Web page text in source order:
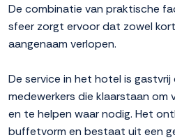
De combinatie van praktische
sfeer zorgt ervoor dat zowel
aangenaam verlopen.
De service in het hotel is
medewerkers die klaarstaan
en te helpen waar nodig. Het
buffetvorm en bestaat uit een